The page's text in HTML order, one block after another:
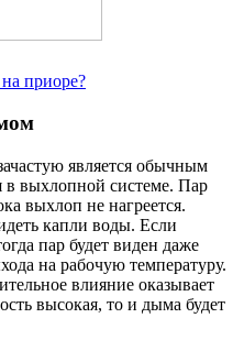
приоре?
является обычным
в выхлопной системе. Пар
выхлоп не нагреется.
капли воды. Если
пар будет виден даже
на рабочую температуру.
влияние оказывает
высокая, то и дыма будет